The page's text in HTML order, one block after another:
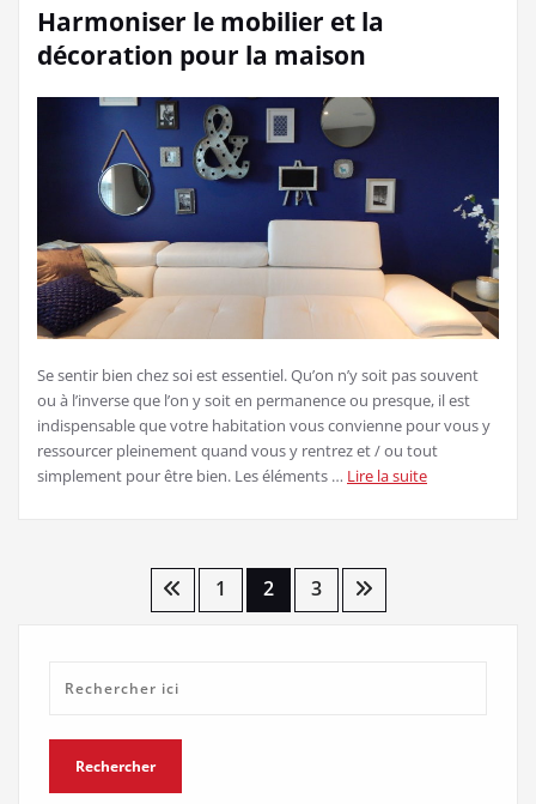
Harmoniser le mobilier et la
décoration pour la maison
Se sentir bien chez soi est essentiel. Qu’on n’y soit pas souvent
ou à l’inverse que l’on y soit en permanence ou presque, il est
indispensable que votre habitation vous convienne pour vous y
ressourcer pleinement quand vous y rentrez et / ou tout
simplement pour être bien. Les éléments … Lire la suite
Pagination
publications
1 2 3